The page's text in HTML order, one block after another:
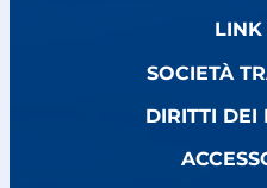
LINK
SOCIETÀ
DIRITTI DEI